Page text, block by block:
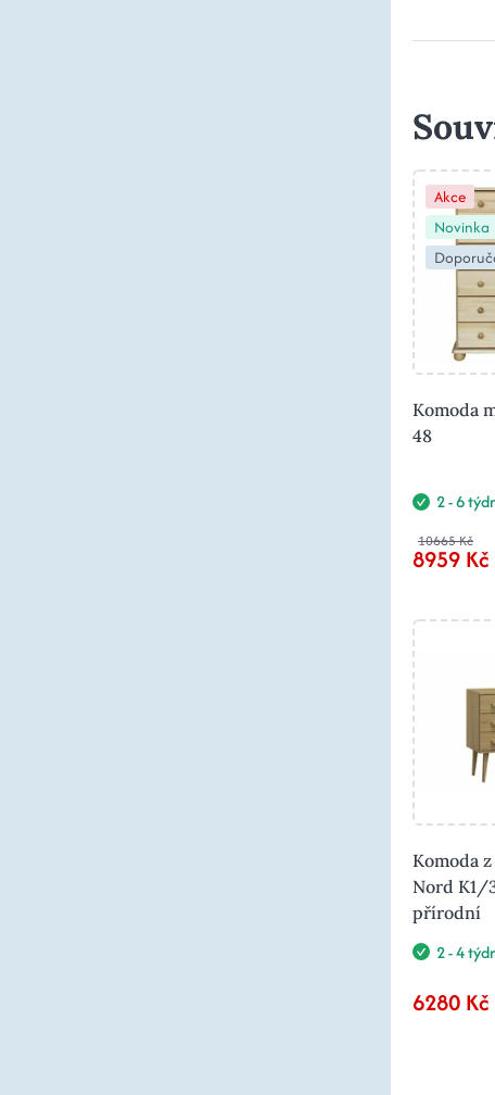
Akce
Novinka
Komoda
48
2 - 6
10665 Kč
8959 Kč
Komoda
Nord K1/
přírodní
2 - 4
6280 Kč